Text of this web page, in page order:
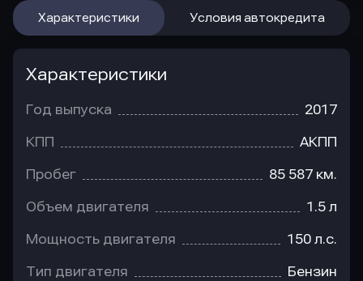
Характеристики Условия автокредита
Характеристики
Год выпуска 2017
КПП АКПП
Пробег 85 587 км.
Объем двигателя 1.5 л
Мощность двигателя 150 л.с.
Тип двигателя Бензин